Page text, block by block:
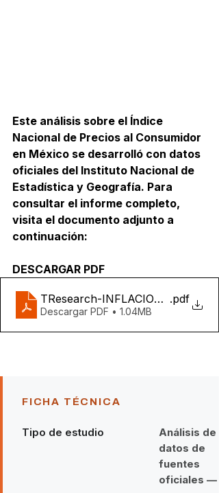
Este análisis sobre el Índice
Nacional de Precios al Consumidor
en México se desarrolló con datos
oficiales del Instituto Nacional de
Estadística y Geografía. Para
consultar el informe completo,
visita el documento adjunto a
continuación:
DESCARGAR PDF
TResearch-INFLACION-ANUAL-
.pdf
Descargar PDF • 1.04MB
FICHA TÉCNICA
Tipo de estudio
Análisis de
datos de
fuentes
oficiales —